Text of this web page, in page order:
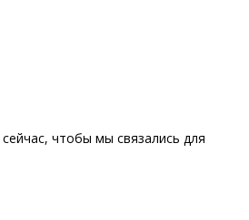
чтобы мы связались для